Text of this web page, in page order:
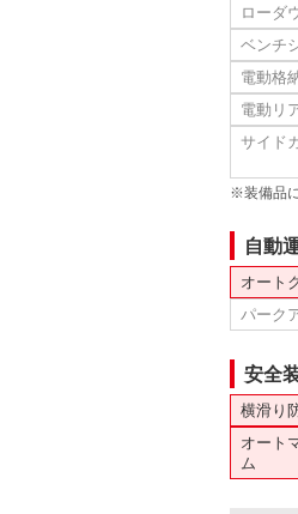
ローダ
ベンチ
電動格
電動リ
サイド
※装備品
自動
オート
パーク
安全
横滑り
オート
ム